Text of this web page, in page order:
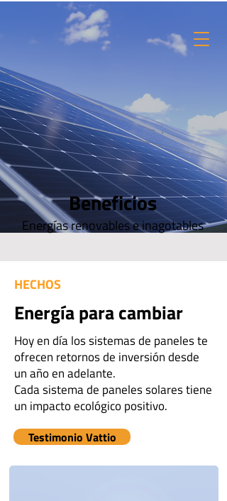
Beneficios
Energías renovables e inagotables
HECHOS
Energía para cambiar
Hoy en día los sistemas de paneles te
ofrecen retornos de inversión desde
un año en adelante.
Cada sistema de paneles solares tiene
un impacto ecológico positivo.
Testimonio Vattio